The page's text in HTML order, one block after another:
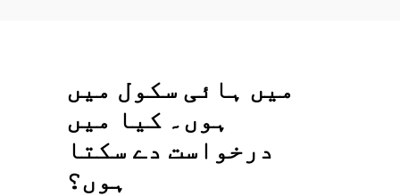
میں ہائی سکول میں
ہوں۔ کیا میں
درخواست دے سکتا
ہوں؟